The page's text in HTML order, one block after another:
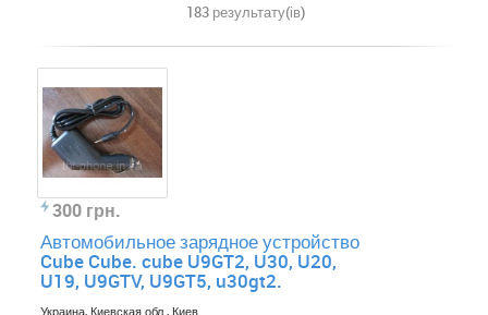
183 результату(ів)
300 грн.
Автомобильное зарядное устройство
Cube Cube. cube U9GT2, U30, U20,
U19, U9GTV, U9GT5, u30gt2.
Украина, Киевская обл., Киев